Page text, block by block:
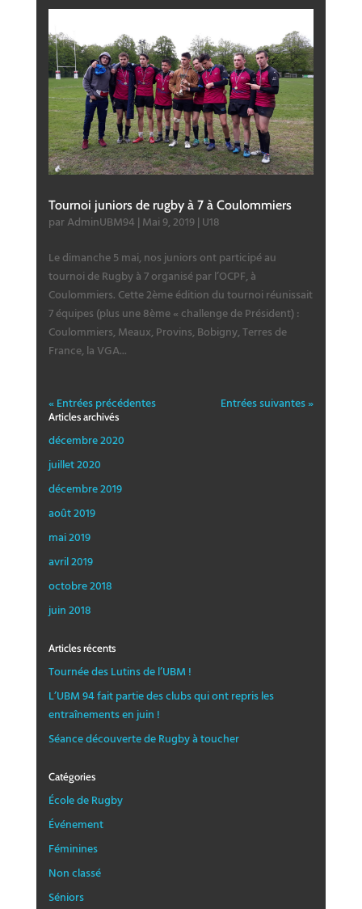
Tournoi juniors de rugby à 7 à Coulommiers
parAdminUBM94 | Mai 9, 2019| U18
Le dimanche 5 mai, nos juniors ont participé au
tournoi de Rugby à 7 organisé par l’OCPF, à
Coulommiers. Cette 2ème édition du tournoi réunissait
7 équipes (plus une 8ème « challenge de Président) :
Coulommiers, Meaux, Provins, Bobigny, Terres de
France, la VGA...
« Entrées précédentes Entrées suivantes »
Articles archivés
décembre 2020
juillet 2020
décembre 2019
août 2019
mai 2019
avril 2019
octobre 2018
juin 2018
Articles récents
Tournée des Lutins de l’UBM !
L’UBM 94 fait partie des clubs qui ont repris les
entraînements en juin !
Séance découverte de Rugby à toucher
Catégories
École de Rugby
Événement
Féminines
Non classé
Séniors